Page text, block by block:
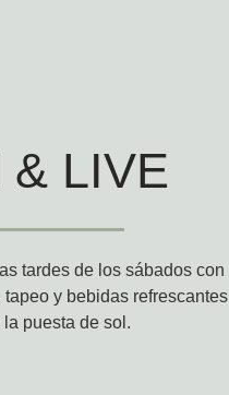
& LIVE
tardes de los sábados con
y bebidas refrescantes
puesta de sol.